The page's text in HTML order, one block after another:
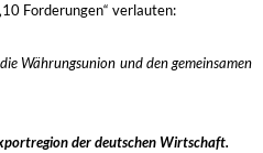
Forderungen“ verlauten:
Währungsunion und den gemeinsamen
der deutschen Wirtschaft.